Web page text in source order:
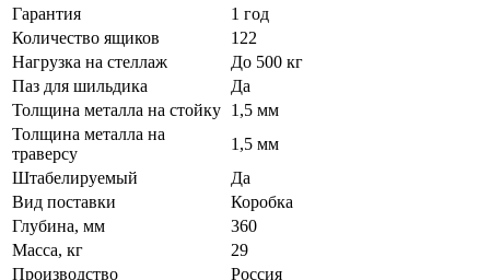
Гарантия
1 год
Количество ящиков
122
Нагрузка на стеллаж
До 500 кг
Паз для шильдика
Да
Толщина металла на стойку 1,5 мм
Толщина металла на
траверсу
1,5 мм
Штабелируемый
Да
Вид поставки
Коробка
Глубина, мм
360
Масса, кг
29
Производство
Россия